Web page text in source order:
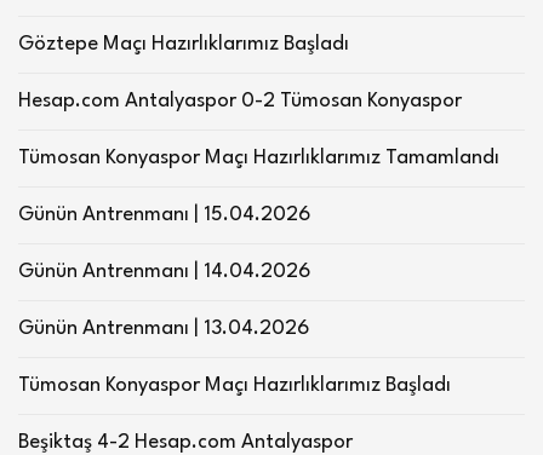
Göztepe Maçı Hazırlıklarımız Başladı
Hesap.com Antalyaspor 0-2 Tümosan Konyaspor
Tümosan Konyaspor Maçı Hazırlıklarımız Tamamlandı
Günün Antrenmanı | 15.04.2026
Günün Antrenmanı | 14.04.2026
Günün Antrenmanı | 13.04.2026
Tümosan Konyaspor Maçı Hazırlıklarımız Başladı
Beşiktaş 4-2 Hesap.com Antalyaspor